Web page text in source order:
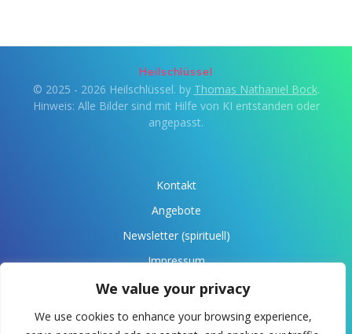
We value your privacy
We use cookies to enhance your browsing experience,
Heilschlüssel
© 2025 - 2026 Heilschlüssel. by Thomas Nathaniel Bock.
Hinweis: Alle Bilder sind mit Hilfe von KI entstanden oder
angepasst.
Kontakt
Angebote
Newsletter (spirituell)
Impressum
Datenschutz
Über Anaris